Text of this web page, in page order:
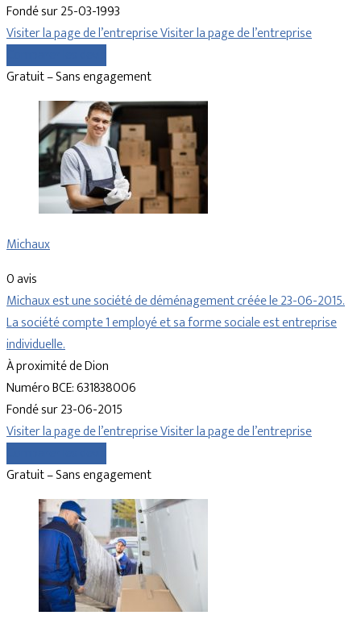
Fondé sur 25-03-1993
Visiter la page de l’entrepriseVisiter la page de l’entreprise
Gratuit – Sans engagement
Michaux
0 avis
Michaux est une société de déménagement créée le 23-06-2015.
La société compte 1 employé et sa forme sociale est entreprise
individuelle.
À proximité de Dion
Numéro BCE: 631838006
Fondé sur 23-06-2015
Visiter la page de l’entrepriseVisiter la page de l’entreprise
Gratuit – Sans engagement